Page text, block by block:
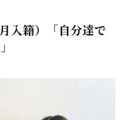
入籍）「自分達で